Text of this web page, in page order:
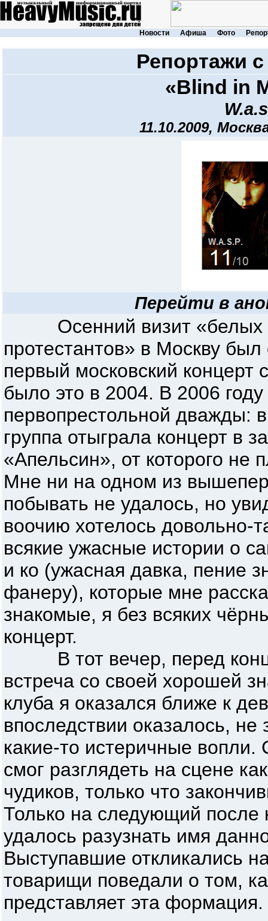
Новости Афиша Фото
Репортажи
«Blind in
11.10.2009,
Перейти в
Осенний визит «белых
протестантов» в Москву
первый московский концерт
было это в 2004. В 2006
первопрестольной дважды:
группа отыграла концерт в
«Апельсин», от которого не
Мне ни на одном из
побывать не удалось, но
воочию хотелось довольно-
всякие ужасные истории о
и ко (ужасная давка, пение
фанеру), которые мне
знакомые, я без всяких
концерт.
В тот вечер, перед
встреча со своей хорошей
клуба я оказался ближе к
впоследствии оказалось,
какие-то истеричные
смог разглядеть на сцене
чудиков, только что
Только на следующий после
удалось разузнать имя
Выступавшие откликались
товарищи поведали о том,
представляет эта